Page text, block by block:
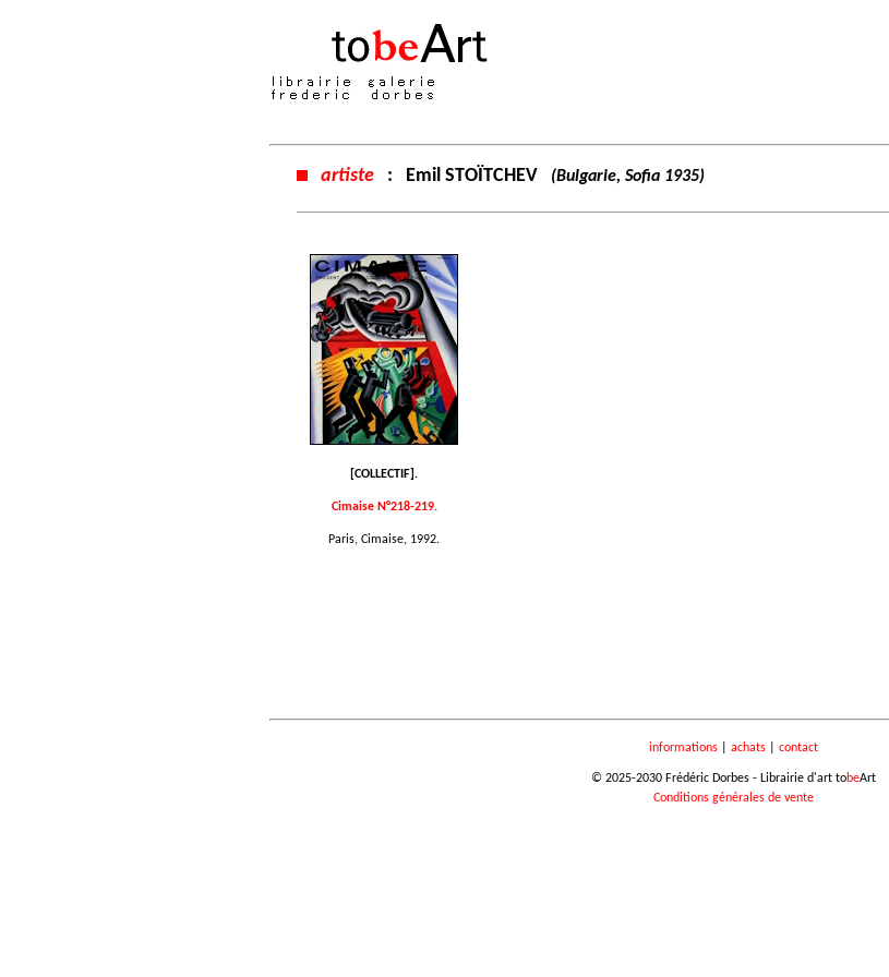
artiste : Emil STOÏTCHEV (Bulgarie, Sofia 1935)
[COLLECTIF].
Cimaise N°218-219.
Paris, Cimaise, 1992.
informations| achats| contact
© 2025-2030 Frédéric Dorbes - Librairie d'art tobeArt
Conditions générales de vente